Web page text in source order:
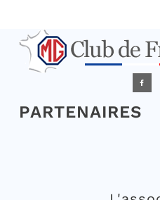
PARTENAIRES